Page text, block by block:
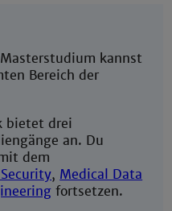
kannst
Bereich der
bietet drei
an. Du
dem
, Medical Data
fortsetzen.